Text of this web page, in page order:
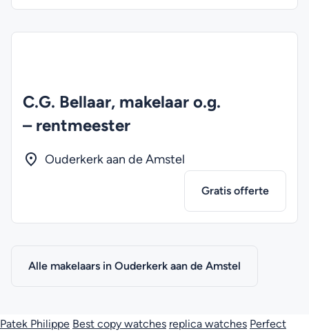
C.G. Bellaar, makelaar o.g.
– rentmeester
Ouderkerk aan de Amstel
Gratis offerte
Alle makelaars in Ouderkerk aan de Amstel
Patek Philippe Best copy watches replica watches Perfect